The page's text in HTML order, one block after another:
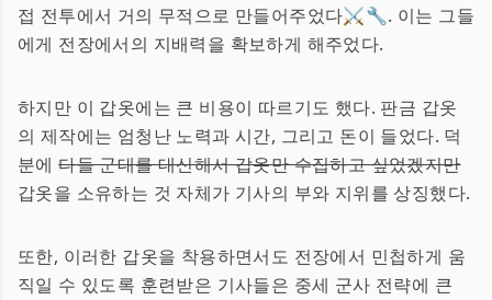
접 전투에서 거의 무적으로 만들어주었다⚔️🔧. 이는 그들
에게 전장에서의 지배력을 확보하게 해주었다.
하지만 이 갑옷에는 큰 비용이 따르기도 했다. 판금 갑옷
의 제작에는 엄청난 노력과 시간, 그리고 돈이 들었다. 덕
분에다들 군대를 대신해서 갑옷만 수집하고 싶었겠지만
갑옷을 소유하는 것 자체가 기사의 부와 지위를 상징했다.
또한, 이러한 갑옷을 착용하면서도 전장에서 민첩하게 움
직일 수 있도록 훈련받은 기사들은 중세 군사 전략에 큰